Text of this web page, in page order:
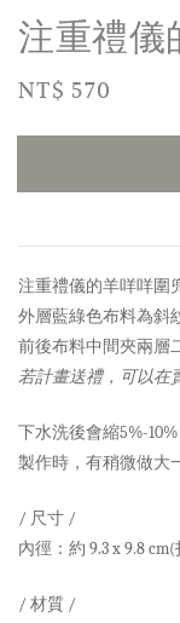
注重禮儀
Regular
NT$ 570
注重禮儀的羊咩咩圍
外層藍綠色布料為斜
前後布料中間夾兩層
若計畫送禮，可以在
下水洗後會縮5%-10%
製作時，有稍微做大
/ 尺寸 /
內徑：約 9.3 x 9.8
/ 材質 /